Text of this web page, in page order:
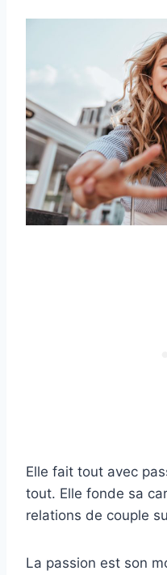
Elle fait tout avec
tout. Elle fonde sa
relations de couple
La passion est son